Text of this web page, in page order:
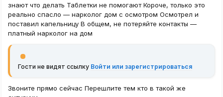
знают что делать Таблетки не помогают Короче, только это
реально спасло — нарколог дом с осмотром Осмотрел и
поставил капельницу В общем, не потеряйте контакты —
платный нарколог на дом
Гости не видят ссылку Войти или зарегистрироваться
Звоните прямо сейчас Перешлите тем кто в такой же